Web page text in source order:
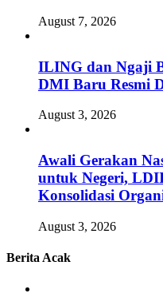
August 7, 2026
ILING dan Ngaji
DMI Baru Resmi
August 3, 2026
Awali Gerakan
untuk Negeri,
Konsolidasi
August 3, 2026
Berita Acak